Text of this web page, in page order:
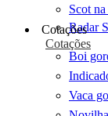
Scot
Radar
Cotações
Cotações
Boi
Vaca